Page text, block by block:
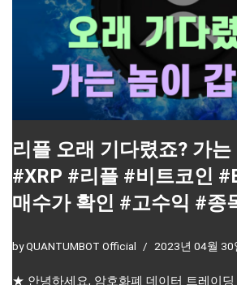
리플 오래 기다렸죠? 가
#XRP #리플 #비트코인
매수가 확인 #고수익 #종
byQUANTUMBOT Official 2023년 04월 30
★ 안녕하세요, 암호화폐 데이터 트레이딩